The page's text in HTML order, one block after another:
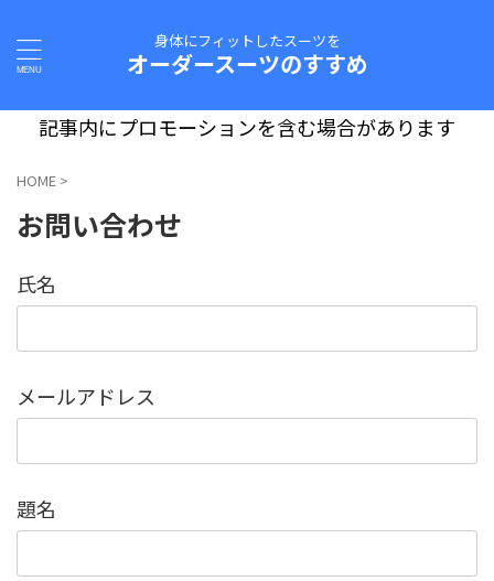
身体にフィットしたスーツを
オーダースーツのすすめ
記事内にプロモーションを含む場合があります
HOME >
お問い合わせ
氏名
メールアドレス
題名